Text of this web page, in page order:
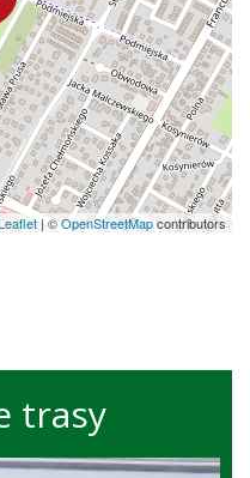
| ©OpenStreetMapcontributors
trasy